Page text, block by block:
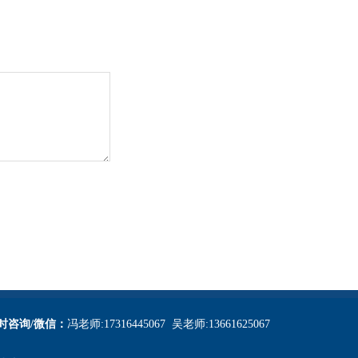
咨询/微信： 冯老师:17316445067 吴老师:13661625067